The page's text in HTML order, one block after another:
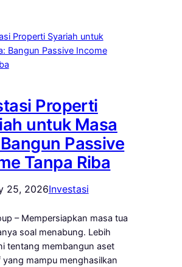
Properti
untuk Masa
Passive
Tanpa Riba
25, 2026Investasi
– Mempersiapkan masa tua
soal menabung. Lebih
tentang membangun aset
yang mampu menghasilkan